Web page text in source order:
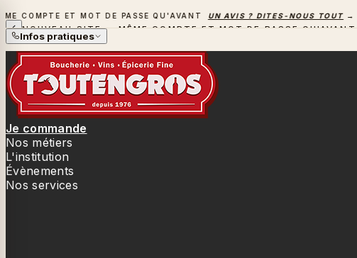
ET MOT DE PASSE QU'AVANT UN AVIS ? DITES-NOUS TOUT →
NOUVEAU SITE — MÊME COMPTE ET MOT DE PASSE QU'AVANT
Infos pratiques
Je commande
Nos métiers
L'institution
Évènements
Nos services